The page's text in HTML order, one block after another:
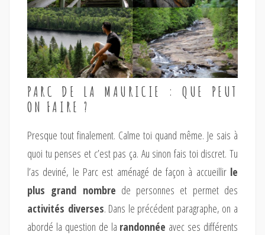
PARC DE LA MAURICIE : QUE PEUT
ON FAIRE ?
Presque tout finalement. Calme toi quand même. Je sais à
quoi tu penses et c’est pas ça. Au sinon fais toi discret. Tu
l’as deviné, le Parc est aménagé de façon à accueillir le
plus grand nombre de personnes et permet des
activités diverses. Dans le précédent paragraphe, on a
abordé la question de la randonnée avec ses différents